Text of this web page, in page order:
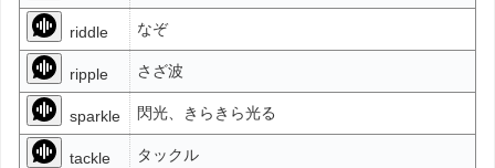
riddle なぞ
ripple さざ波
sparkle 閃光、きらきら光る
tackle タックル